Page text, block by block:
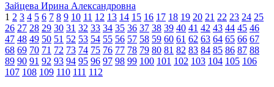
Зайцева Ирина Александровна
1 2 3 4 5 6 7 8 9 10 11 12 13 14 15 16 17 18 19 20 21 22 23 24 25
26 27 28 29 30 31 32 33 34 35 36 37 38 39 40 41 42 43 44 45 46
47 48 49 50 51 52 53 54 55 56 57 58 59 60 61 62 63 64 65 66 67
68 69 70 71 72 73 74 75 76 77 78 79 80 81 82 83 84 85 86 87 88
89 90 91 92 93 94 95 96 97 98 99 100 101 102 103 104 105 106
107 108 109 110 111 112